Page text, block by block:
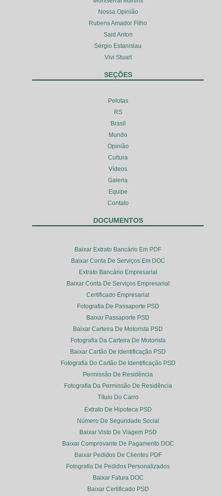
Nossa Opinião
Rubens Amador Filho
Said Anton
Sérgio Estanislau
Vivi Stuart
SEÇÕES
Pelotas
RS
Brasil
Mundo
Opinião
Cultura
Vídeos
Galeria
Equipe
Contato
DOCUMENTOS
Baixar Extrato Bancário Em PDF
Baixar Conta De Serviços Em DOC
Extrato Bancário Empresarial
Baixar Conta De Serviços Empresarial
Certificado Empresarial
Fotografia De Passaporte PSD
Baixar Passaporte PSD
Baixar Carteira De Motorista PSD
Fotografia Da Carteira De Motorista
Baixar Cartão De Identificação PSD
Fotografia Do Cartão De Identificação PSD
Permissão De Residência
Fotografia Da Permissão De Residência
Título Do Carro
Extrato De Hipoteca PSD
Número De Seguridade Social
Baixar Visto De Viagem PSD
Baixar Comprovante De Pagamento DOC
Baixar Pedidos De Clientes PDF
Fotografia De Pedidos Personalizados
Baixar Fatura DOC
Baixar Certificado PSD